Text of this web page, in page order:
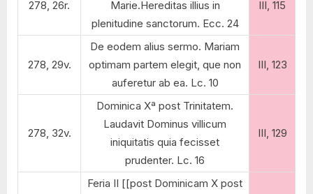
278, 26r.
Marie.Hereditas illius in
plenitudine sanctorum. Ecc. 24
III, 115
278, 29v.
De eodem alius sermo. Mariam
optimam partem elegit, que non
auferetur ab ea. Lc. 10
III, 123
278, 32v.
Dominica Xª post Trinitatem.
Laudavit Dominus villicum
iniquitatis quia fecisset
prudenter. Lc. 16
III, 129
Feria II [[post Dominicam X post